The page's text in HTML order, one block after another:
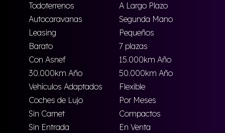
Todoterrenos
A Largo Plazo
Autocaravanas
Segunda Mano
Leasing
Pequeños
Barato
7 plazas
Con Asnef
15.000km Año
30.000km Año
50.000km Año
Vehículos Adaptados
Flexible
Coches de Lujo
Por Meses
Sin Carnet
Compactos
Sin Entrada
En Venta